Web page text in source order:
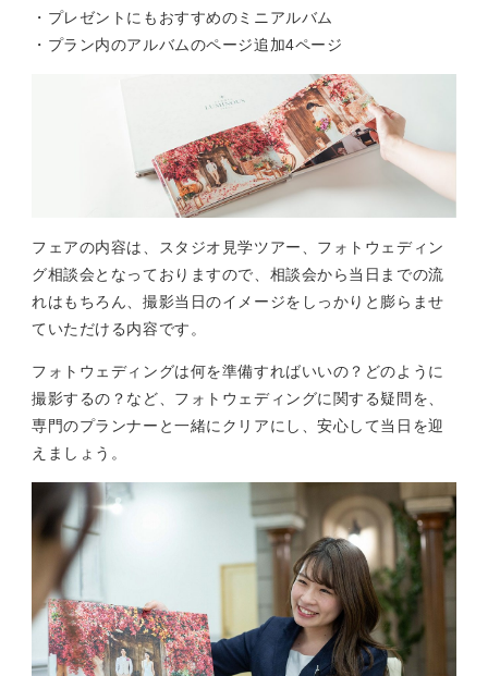
・プレゼントにもおすすめのミニアルバム
・プラン内のアルバムのページ追加4ページ
フェアの内容は、スタジオ見学ツアー、フォトウェディン
グ相談会となっておりますので、相談会から当日までの流
れはもちろん、撮影当日のイメージをしっかりと膨らませ
ていただける内容です。
フォトウェディングは何を準備すればいいの？どのように
撮影するの？など、フォトウェディングに関する疑問を、
専門のプランナーと一緒にクリアにし、安心して当日を迎
えましょう。